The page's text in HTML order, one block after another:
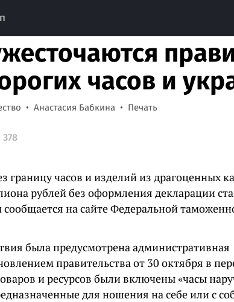
часов и
Анастасия Бабкина Печать
378
границу часов и изделий из драгоценных
рублей без оформления декларации
на сайте Федеральной
была предусмотрена административная
правительства от 30 октября в
и ресурсов были включены «часы
для ношения на себе или с